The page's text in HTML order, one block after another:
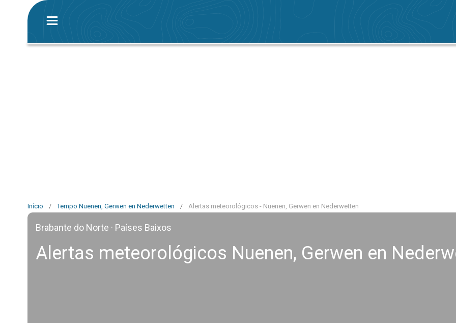
Início / Tempo Nuenen, Gerwen en Nederwetten / Alertas meteorológicos - Nuenen, Gerwen en Nederwetten
Brabante do Norte · Países Baixos
Alertas meteorológicos Nuenen, Gerwen en